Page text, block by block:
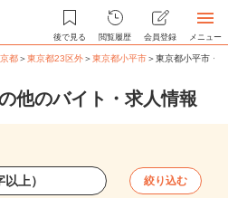
後で見る 閲覧履歴 会員登録 メニュー
都＞東京都23区外＞東京都小平市＞東京都小平市・
他のバイト・求人情報
絞り込む